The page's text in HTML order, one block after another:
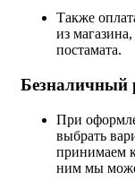
Также
из
постамата.
Безналичный
При
выбрать
принимаем
ним мы